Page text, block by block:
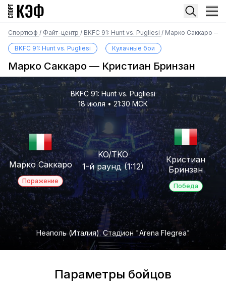
Спорткэф / Файт-центр / BKFC 91: Hunt vs. Pugliesi / Марко Саккаро —
BKFC 91: Hunt vs. Pugliesi Кулачные бои
Марко Саккаро — Кристиан Бринзан
BKFC 91: Hunt vs. Pugliesi
18 июля • 21:30 МСК
Марко Саккаро
Поражение
KO/TKO
1-й раунд (1:12)
Кристиан
Бринзан
Победа
Неаполь (Италия). Стадион "Arena Flegrea"
Параметры бойцов